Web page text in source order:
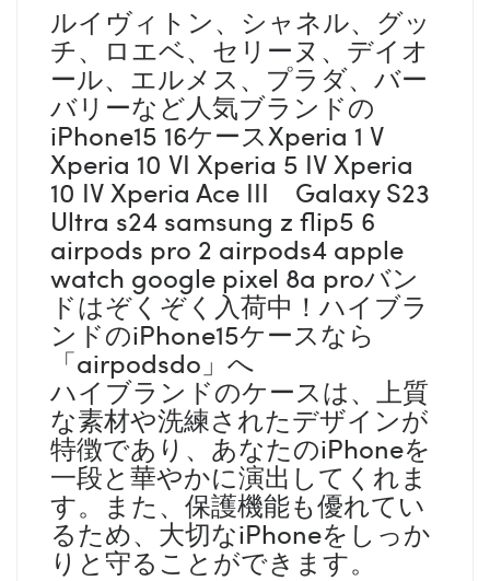
ルイヴィトン、シャネル、グッ
チ、ロエベ、セリーヌ、デイオ
ール、エルメス、プラダ、バー
バリーなど人気ブランドの
iPhone15 16ケースXperia 1 V
Xperia 10 VI Xperia 5 IV Xperia
10 IV Xperia Ace III Galaxy S23
Ultra s24 samsung z flip5 6
airpods pro 2 airpods4 apple
watch google pixel 8a proバン
ドはぞくぞく入荷中！ハイブラ
ンドのiPhone15ケースなら
「airpodsdo」へ
ハイブランドのケースは、上質
な素材や洗練されたデザインが
特徴であり、あなたのiPhoneを
一段と華やかに演出してくれま
す。また、保護機能も優れてい
るため、大切なiPhoneをしっか
りと守ることができます。